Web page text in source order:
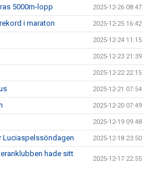
5000m-lopp 2025-12-26 08:47
i maraton 2025-12-25 16:42
2025-12-24 11:15
2025-12-23 21:39
2025-12-22 22:15
2025-12-21 07:54
2025-12-20 07:49
2025-12-19 09:48
Luciaspelssöndagen 2025-12-18 23:50
hade sitt
2025-12-17 22:55